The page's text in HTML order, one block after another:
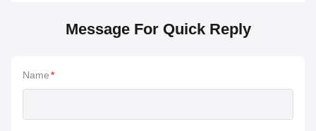
Message For Quick Reply
Name*